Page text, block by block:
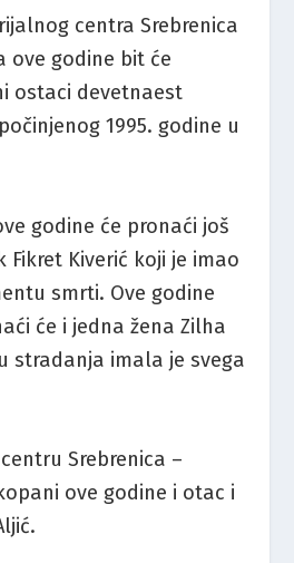
centra Srebrenica
ove godine bit će
ostaci devetnaest
1995. godine u
godine će pronaći još
Kiverić koji je imao
smrti. Ove godine
će i jedna žena Zilha
stradanja imala je svega
Srebrenica –
ove godine i otac i